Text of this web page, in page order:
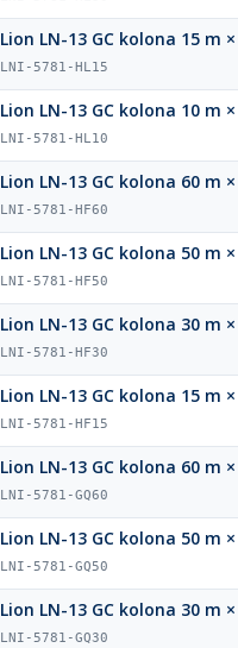
Lion LN-13 GC kolona 15 m
LNI-5781-HL15
Lion LN-13 GC kolona 10 m
LNI-5781-HL10
Lion LN-13 GC kolona 60 m
LNI-5781-HF60
Lion LN-13 GC kolona 50 m
LNI-5781-HF50
Lion LN-13 GC kolona 30 m
LNI-5781-HF30
Lion LN-13 GC kolona 15 m
LNI-5781-HF15
Lion LN-13 GC kolona 60 m
LNI-5781-GQ60
Lion LN-13 GC kolona 50 m
LNI-5781-GQ50
Lion LN-13 GC kolona 30 m
LNI-5781-GQ30